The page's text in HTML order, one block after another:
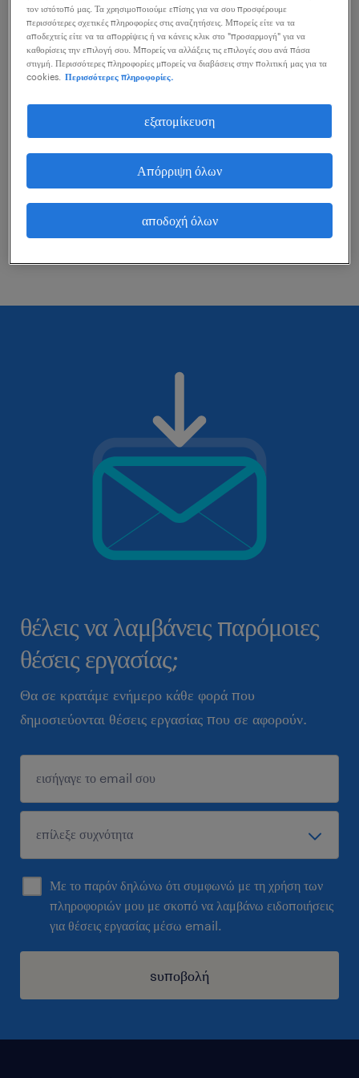
μπορείς να κάνεις για να σε βοηθήσουν.
εξέτασε το ενδεχόμενο να αφαιρέσεις ορισμένα
Αναζήτησες θέσεις εργασίας για μια
συγκεκριμένη περιοχή; Προσπάθησε να
διευρύνεις τη χιλιομετρική εμβέλεια γύρω από
Άλλαξε τον τίτλο θέσης ή τις λέξεις κλειδιά και
θέλεις να λαμβάνεις παρόμοιες
θέσεις εργασίας;
Θα σε κρατάμε ενήμερο κάθε φορά που
δημοσιεύονται θέσεις εργασίας που σε αφορούν.
Με το παρόν δηλώνω ότι συμφωνώ με τη χρήση των
πληροφοριών μου με σκοπό να λαμβάνω ειδοποιήσεις
για θέσεις εργασίας μέσω email.
sυποβολή
τον ιστότοπό μας. Τα χρησιμοποιούμε επίσης για να σου προσφέρουμε
περισσότερες σχετικές πληροφορίες στις αναζητήσεις. Μπορείς είτε να τα
αποδεχτείς είτε να τα απορρίψεις ή να κάνεις κλικ στο "προσαρμογή" για να
καθορίσεις την επιλογή σου. Μπορείς να αλλάξεις τις επιλογές σου ανά πάσα
στιγμή. Περισσότερες πληροφορίες μπορείς να διαβάσεις στην πολιτική μας για τα
cookies.
Περισσότερες πληροφορίες.
εξατομίκευση
Απόρριψη όλων
αποδοχή όλων